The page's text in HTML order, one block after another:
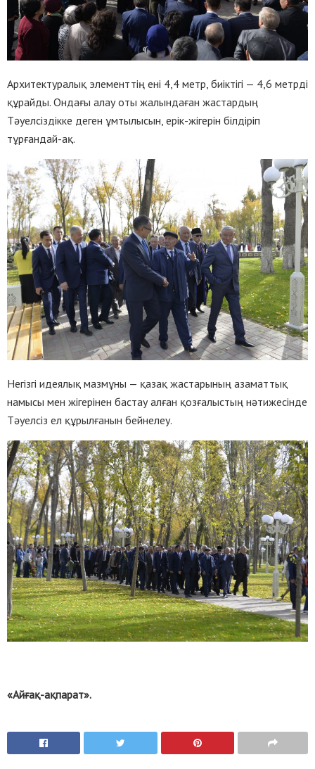
Архитектуралық элементтің ені 4,4 метр, биіктігі — 4,6 метрді
құрайды. Ондағы алау оты жалындаған жастардың
Тәуелсіздікке деген ұмтылысын, ерік-жігерін білдіріп
тұрғандай-ақ.
Негізгі идеялық мазмұны — қазақ жастарының азаматтық
намысы мен жігерінен бастау алған қозғалыстың нәтижесінде
Тәуелсіз ел құрылғанын бейнелеу.
«Айғақ-ақпарат».